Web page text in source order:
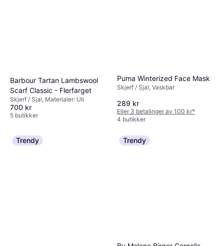
Barbour Tartan Lambswool
Scarf Classic - Flerfarget
Skjerf / Sjal, Materialer: Ull
700 kr
5 butikker
Puma Winterized Face Mask
Skjerf / Sjal, Vaskbar
289 kr
Eller 3 betalinger av 100 kr*
4 butikker
Trendy Trendy